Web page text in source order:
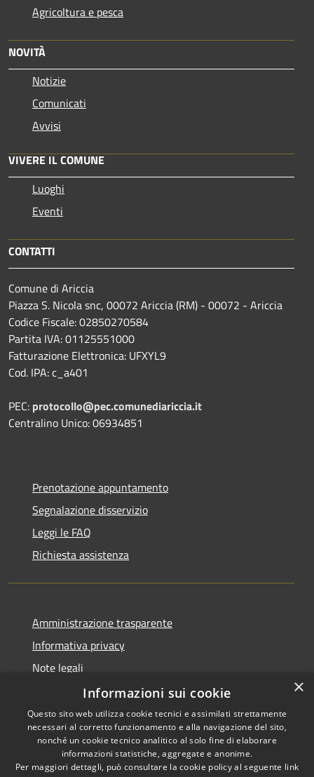
Agricoltura e pesca
NOVITÀ
Notizie
Comunicati
Avvisi
VIVERE IL COMUNE
Luoghi
Eventi
CONTATTI
Comune di Ariccia
Piazza S. Nicola snc, 00072 Ariccia (RM) - 00072 - Ariccia
Codice Fiscale: 02850270584
Partita IVA: 01125551000
Fatturazione Elettronica: UFXYL9
Cod. IPA: c_a401
PEC: protocollo@pec.comunediariccia.it
Centralino Unico: 06934851
Prenotazione appuntamento
Segnalazione disservizio
Leggi le FAQ
Richiesta assistenza
Amministrazione trasparente
Informativa privacy
Note legali
Dichiarazione di accessibilità
RSS
Copyright © 2026 • Comune di
×
Informazioni sui cookie
Questo sito web utilizza cookie tecnici e assimilati strettamente
necessari al corretto funzionamento e alla navigazione del sito,
nonché un cookie tecnico analitico al solo fine di elaborare
informazioni statistiche, aggregate e anonime.
Per maggiori dettagli, può consultare la cookie policy al seguente link